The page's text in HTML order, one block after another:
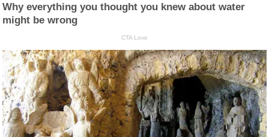
Why everything you thought you knew about water
might be wrong
CTA Love